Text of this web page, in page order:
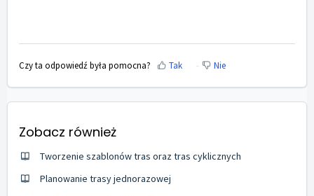
Czy ta odpowiedź była pomocna? Tak Nie
Zobacz również
Tworzenie szablonów tras oraz tras cyklicznych
Planowanie trasy jednorazowej